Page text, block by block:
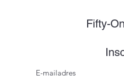
Fifty-